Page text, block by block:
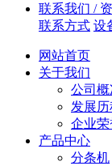
联系我们 /
联系方式 设
网站首页
关于我们
公司概
发展历
企业荣
产品中心
分条机